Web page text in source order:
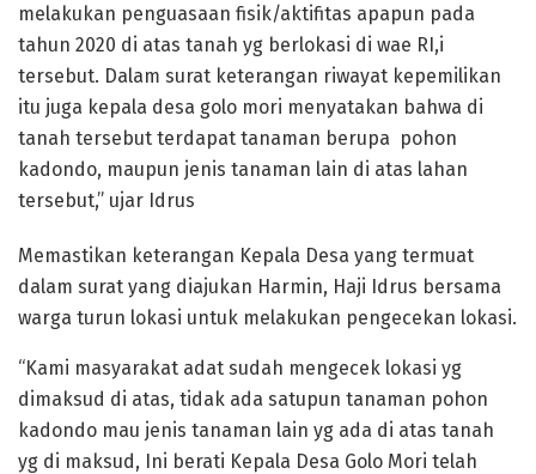
melakukan penguasaan fisik/aktifitas apapun pada
tahun 2020 di atas tanah yg berlokasi di wae RI,i
tersebut. Dalam surat keterangan riwayat kepemilikan
itu juga kepala desa golo mori menyatakan bahwa di
tanah tersebut terdapat tanaman berupa pohon
kadondo, maupun jenis tanaman lain di atas lahan
tersebut,” ujar Idrus
Memastikan keterangan Kepala Desa yang termuat
dalam surat yang diajukan Harmin, Haji Idrus bersama
warga turun lokasi untuk melakukan pengecekan lokasi.
“Kami masyarakat adat sudah mengecek lokasi yg
dimaksud di atas, tidak ada satupun tanaman pohon
kadondo mau jenis tanaman lain yg ada di atas tanah
yg di maksud, Ini berati Kepala Desa Golo Mori telah